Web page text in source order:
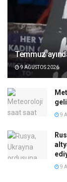
Temmuz
9 AĞUSTOS 2026
9
9